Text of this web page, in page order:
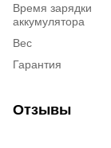
Время зарядки
аккумулятора
Вес
Гарантия
Отзывы